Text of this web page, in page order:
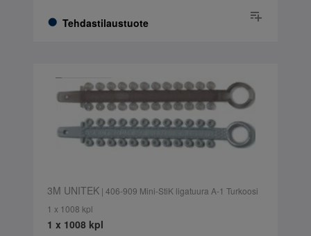
Tehdastilaustuote
3M UNITEK| 406-909 Mini-StiK ligatuura A-1 Turkoosi
1 x 1008 kpl
1 x 1008 kpl